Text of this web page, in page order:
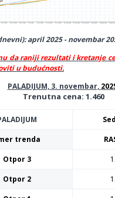
april 2025 - novembar
da raniji rezultati i kretanje
u budućnosti.
PALADIJUM, 3. novembar,
Trenutna cena: 1.460
trenda
Otpor 3
Otpor 2